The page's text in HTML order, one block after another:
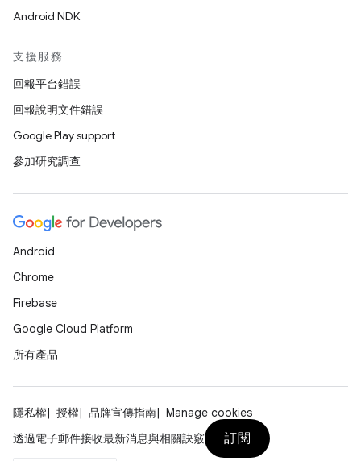
Android NDK
支援服務
回報平台錯誤
回報說明文件錯誤
Google Play support
參加研究調查
Android
Chrome
Firebase
Google Cloud Platform
所有產品
隱私權 授權 品牌宣傳指南
Manage cookies
透過電子郵件接收最新消息與相關訣竅
訂閱